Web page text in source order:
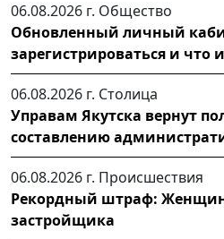
06.08.2026 г. Общество
Обновленный личный
зарегистрироваться и что
06.08.2026 г. Столица
Управам Якутска вернут
составлению
06.08.2026 г. Происшествия
Рекордный штраф:
застройщика